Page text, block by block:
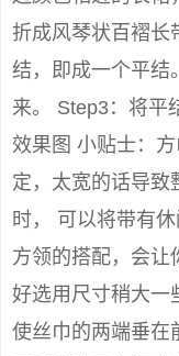
折成风琴状百褶长
结，即成一个平结
来。 Step3：将平
效果图 小贴士：
定，太宽的话导致
时， 可以将带有
方领的搭配，会让
好选用尺寸稍大一
使丝巾的两端垂在